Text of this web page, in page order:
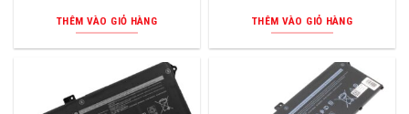
THÊM VÀO GIỎ HÀNG THÊM VÀO GIỎ HÀNG